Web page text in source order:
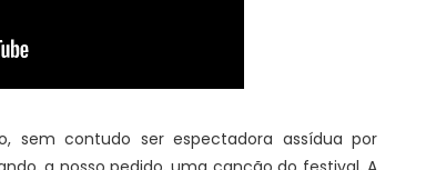
sem contudo ser espectadora assídua por